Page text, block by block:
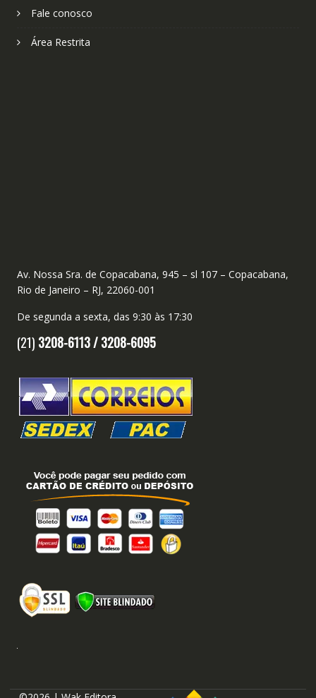
Fale conosco
Área Restrita
Av. Nossa Sra. de Copacabana, 945 – sl 107 – Copacabana,
Rio de Janeiro – RJ, 22060-001
De segunda a sexta, das 9:30 às 17:30
(21) 3208-6113 /3208-6095